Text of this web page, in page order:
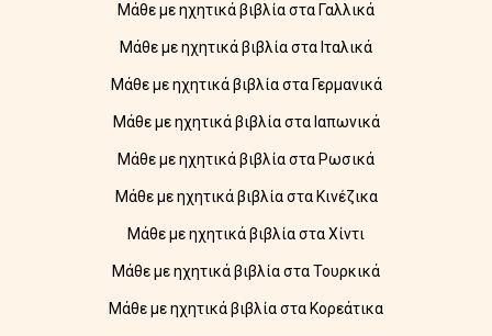
Μάθε με ηχητικά βιβλία στα Γαλλικά
Μάθε με ηχητικά βιβλία στα Ιταλικά
Μάθε με ηχητικά βιβλία στα Γερμανικά
Μάθε με ηχητικά βιβλία στα Ιαπωνικά
Μάθε με ηχητικά βιβλία στα Ρωσικά
Μάθε με ηχητικά βιβλία στα Κινέζικα
Μάθε με ηχητικά βιβλία στα Χίντι
Μάθε με ηχητικά βιβλία στα Τουρκικά
Μάθε με ηχητικά βιβλία στα Κορεάτικα